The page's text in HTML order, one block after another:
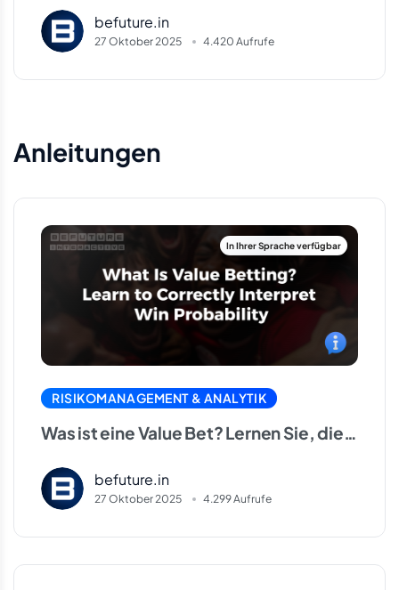
befuture.in
27 Oktober 2025 4.420 Aufrufe
Anleitungen
RISIKOMANAGEMENT & ANALYTIK
Was ist eine Value Bet? Lernen Sie, die
lesen
befuture.in
27 Oktober 2025 4.299 Aufrufe